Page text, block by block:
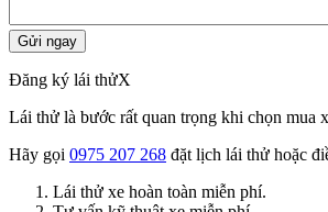
Đăng ký lái thửX
Lái thử là bước rất quan trọng khi chọn mua
Hãy gọi 0975 207 268 đặt lịch lái thử hoặc
Lái thử xe hoàn toàn miễn phí.